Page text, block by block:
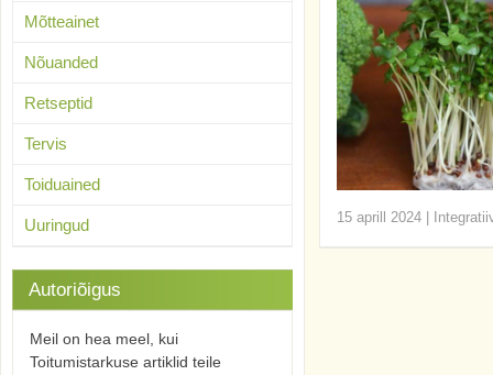
15 aprill 2024
Mõtteainet
Nõuanded
Retseptid
Tervis
Toiduained
Uuringud
Autoriõigus
Meil on hea meel, kui
Toitumistarkuse artiklid teile